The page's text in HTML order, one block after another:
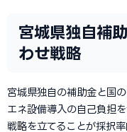
宮城県独自補
わせ戦略
宮城県独自の補助金と国
エネ設備導入の自己負担
戦略を立てることが採択率